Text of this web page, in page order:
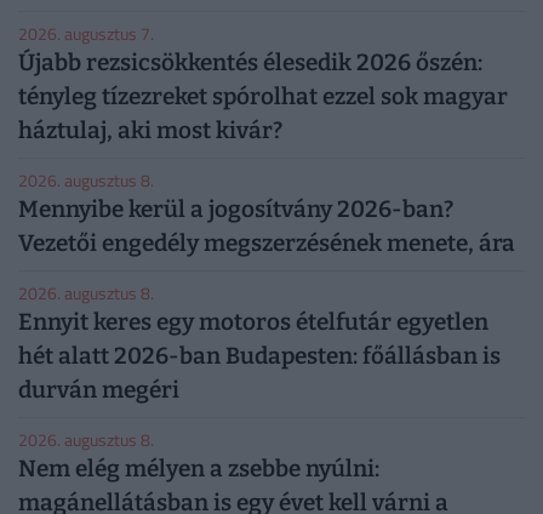
2026. augusztus 7.
Újabb rezsicsökkentés élesedik 2026 őszén:
tényleg tízezreket spórolhat ezzel sok magyar
háztulaj, aki most kivár?
2026. augusztus 8.
Mennyibe kerül a jogosítvány 2026-ban?
Vezetői engedély megszerzésének menete, ára
2026. augusztus 8.
Ennyit keres egy motoros ételfutár egyetlen
hét alatt 2026-ban Budapesten: főállásban is
durván megéri
2026. augusztus 8.
Nem elég mélyen a zsebbe nyúlni:
magánellátásban is egy évet kell várni a